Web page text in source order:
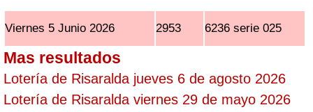
Viernes 5 Junio 2026 2953 6236 serie 025
Mas resultados
Lotería de Risaralda jueves 6 de agosto 2026
Lotería de Risaralda viernes 29 de mayo 2026